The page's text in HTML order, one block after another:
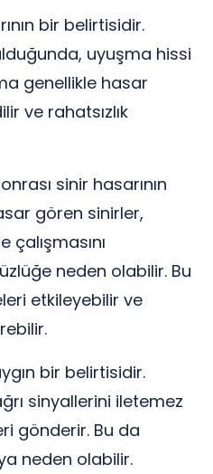
bir belirtisidir.
uyuşma hissi
genellikle hasar
ve rahatsızlık
sinir hasarının
gören sinirler,
çalışmasını
neden olabilir. Bu
etkileyebilir ve
bir belirtisidir.
sinyallerini iletemez
gönderir. Bu da
neden olabilir.